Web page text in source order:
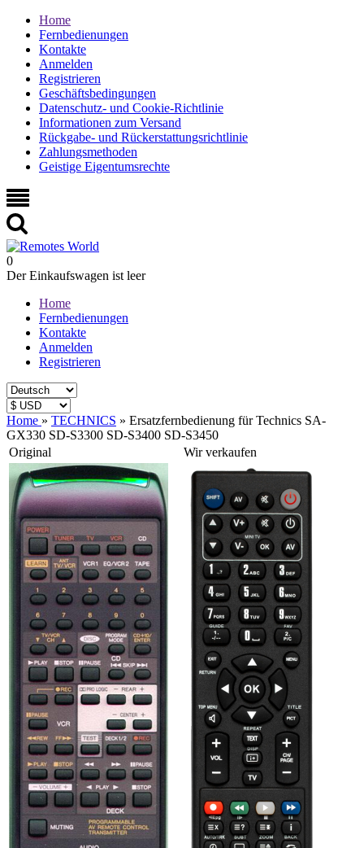
Home
Fernbedienungen
Kontakte
Anmelden
Registrieren
Geschäftsbedingungen
Datenschutz- und Cookie-Richtlinie
Informationen zum Versand
Rückgabe- und Rückerstattungsrichtlinie
Zahlungsmethoden
Geistige Eigentumsrechte
0
Der Einkaufswagen ist leer
Home
Fernbedienungen
Kontakte
Anmelden
Registrieren
Home » TECHNICS » Ersatzfernbedienung für Technics SA-
GX330 SD-S3300 SD-S3400 SD-S3450
Original
Wir verkaufen